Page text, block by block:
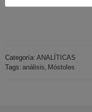
Categoría: ANALÍTICAS
Tags: análisis Móstoles